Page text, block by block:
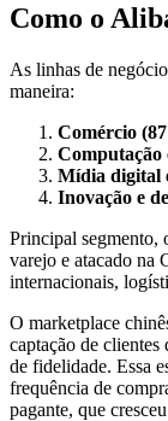
Como o
As linhas de
maneira:
Comércio
Computação
Mídia digital
Inovação e
Principal segmento,
varejo e atacado na
internacionais,
O marketplace
captação de clientes
de fidelidade. Essa
frequência de
pagante, que